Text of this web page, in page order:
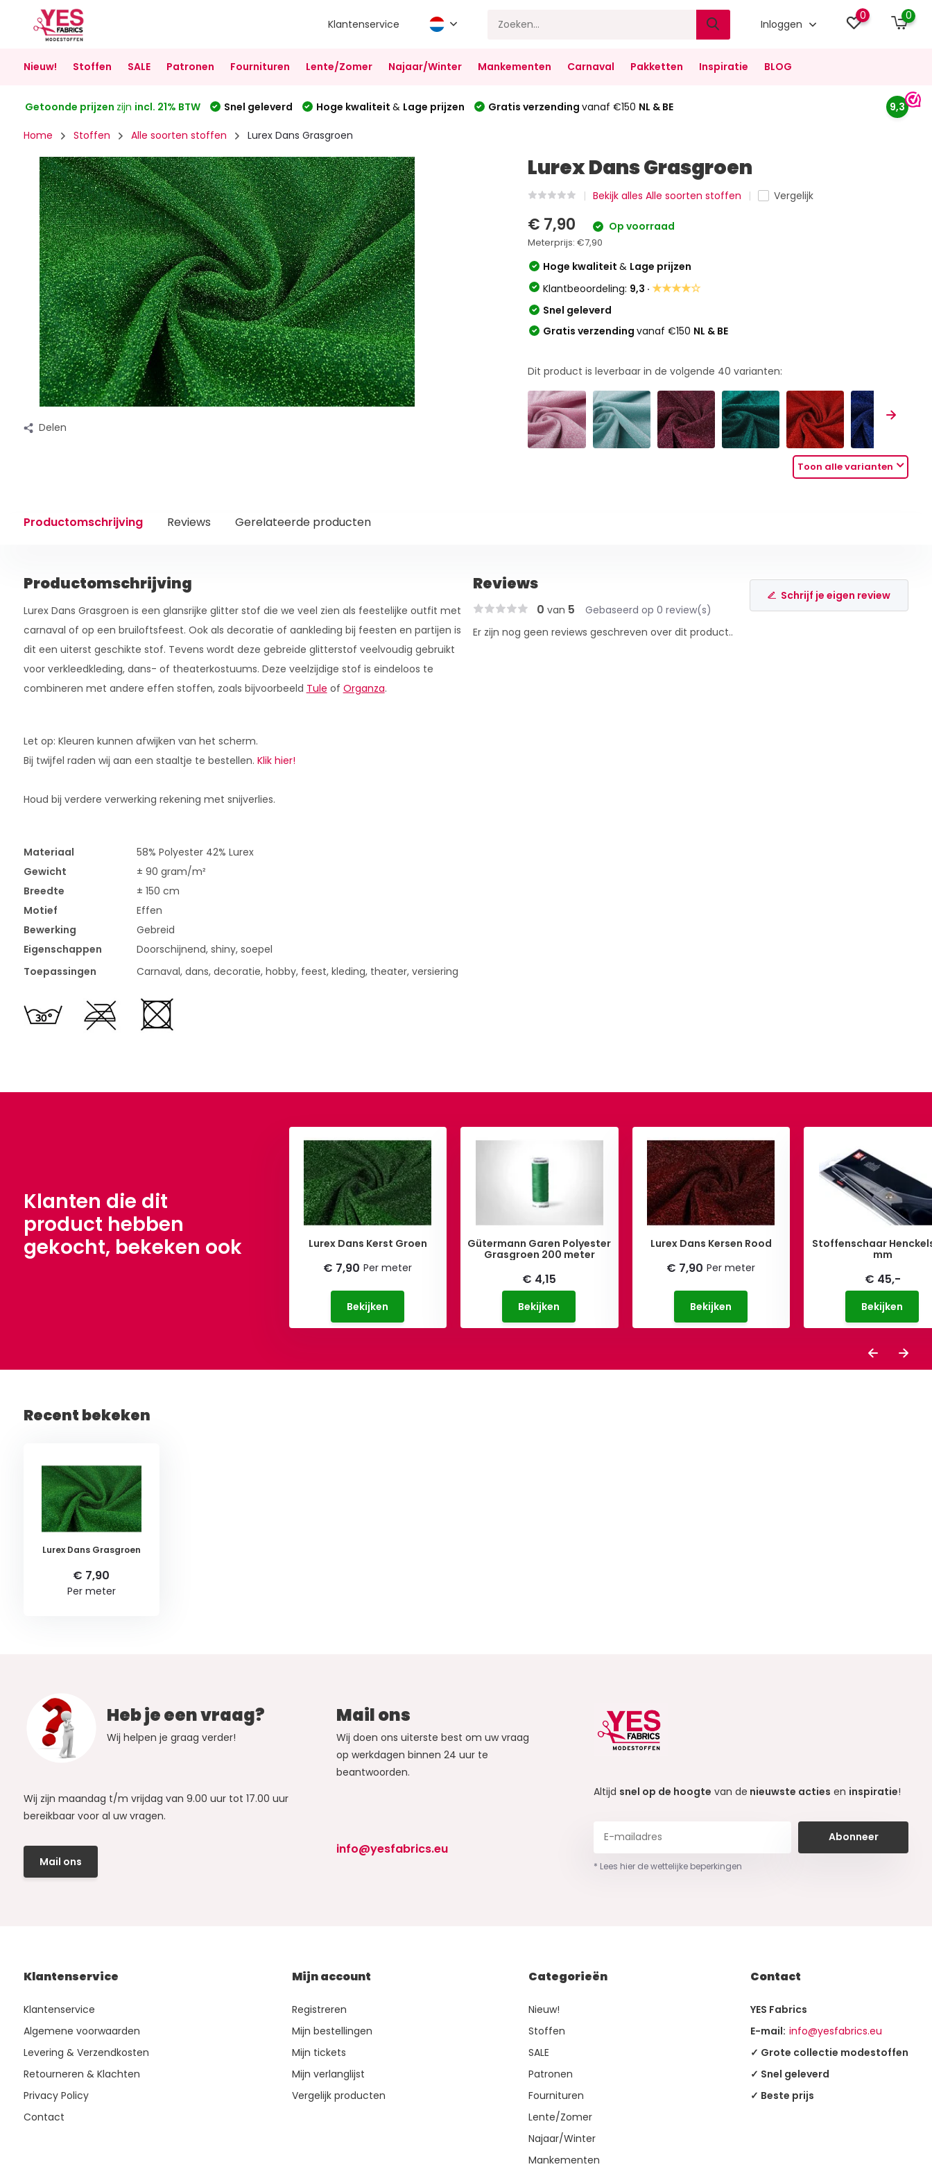
Klantenservice Inloggen
0 0
Nieuw! Stoffen SALE Patronen Fournituren Lente/Zomer Najaar/Winter Mankementen Carnaval Pakketten Inspiratie BLOG
Getoonde prijzen zijn incl. 21% BTW Snel geleverd Hoge kwaliteit & Lage prijzen Gratis verzending vanaf €150 NL & BE 9,3
Home Stoffen Alle soorten stoffen Lurex Dans Grasgroen
Delen
Lurex Dans Grasgroen
Bekijk alles Alle soorten stoffen Vergelijk
€ 7,90 Op voorraad
Meterprijs:€7,90
Hoge kwaliteit& Lage prijzen
Klantbeoordeling: 9,3 ·★★★★☆
Snel geleverd
Gratis verzendingvanaf €150 NL & BE
Dit product is leverbaar in de volgende 40 varianten:
Toon alle varianten
Productomschrijving Reviews Gerelateerde producten
Productomschrijving
Lurex Dans Grasgroen is een glansrijke glitter stof die we veel zien als feestelijke outfit met
carnaval of op een bruiloftsfeest. Ook als decoratie of aankleding bij feesten en partijen is
dit een uiterst geschikte stof. Tevens wordt deze gebreide glitterstof veelvoudig gebruikt
voor verkleedkleding, dans- of theaterkostuums. Deze veelzijdige stof is eindeloos te
combineren met andere effen stoffen, zoals bijvoorbeeld Tule of Organza.
Let op: Kleuren kunnen afwijken van het scherm.
Bij twijfel raden wij aan een staaltje te bestellen. Klik hier!
Houd bij verdere verwerking rekening met snijverlies.
Materiaal
58% Polyester 42% Lurex
Gewicht
± 90 gram/m²
Breedte
± 150 cm
Motief
Effen
Bewerking
Gebreid
Eigenschappen
Doorschijnend, shiny, soepel
Toepassingen
Carnaval, dans, decoratie, hobby, feest, kleding, theater, versiering
Reviews
0 van 5 Gebaseerd op 0 review(s)
Schrijf je eigen review
Er zijn nog geen reviews geschreven over dit product..
Klanten die dit
product hebben
gekocht, bekeken ook
Lurex Dans Kerst Groen
€ 7,90 Per meter
Bekijken
Gütermann Garen Polyester
Grasgroen 200 meter
€ 4,15
Bekijken
Lurex Dans Kersen Rood
€ 7,90 Per meter
Bekijken
Stoffenschaar
mm
€ 45,-
Bekijken
Recent bekeken
Lurex Dans Grasgroen
€ 7,90
Per meter
Heb je een vraag?
Wij helpen je graag verder!
Wij zijn maandag t/m vrijdag van 9.00 uur tot 17.00 uur
bereikbaar voor al uw vragen.
Mail ons
Mail ons
Wij doen ons uiterste best om uw vraag
op werkdagen binnen 24 uur te
beantwoorden.
info@yesfabrics.eu
Altijd snel op de hoogte van de nieuwste acties en inspiratie!
Abonneer
* Lees hier de wettelijke beperkingen
Klantenservice
Klantenservice
Algemene voorwaarden
Levering & Verzendkosten
Retourneren & Klachten
Privacy Policy
Contact
Mijn account
Registreren
Mijn bestellingen
Mijn tickets
Mijn verlanglijst
Vergelijk producten
Categorieën
Nieuw!
Stoffen
SALE
Patronen
Fournituren
Lente/Zomer
Najaar/Winter
Mankementen
Contact
YES Fabrics
E-mail: info@yesfabrics.eu
✓ Grote collectie modestoffen
✓ Snel geleverd
✓ Beste prijs